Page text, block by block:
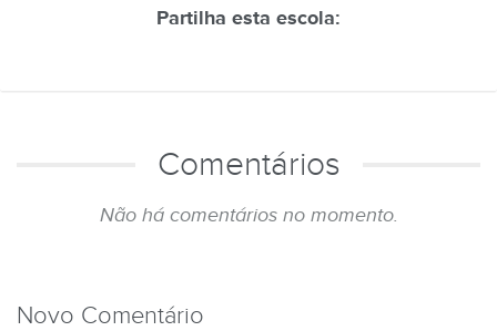
Partilha esta escola:
Comentários
Não há comentários no momento.
Novo Comentário